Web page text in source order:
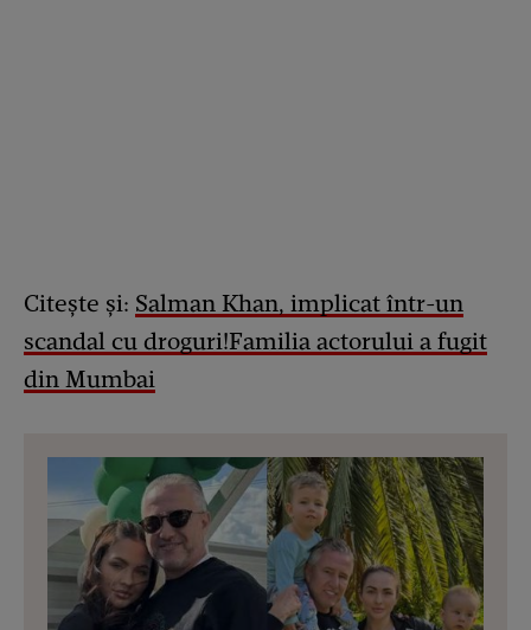
Citește și: Salman Khan, implicat într-un
scandal cu droguri!Familia actorului a fugit
din Mumbai